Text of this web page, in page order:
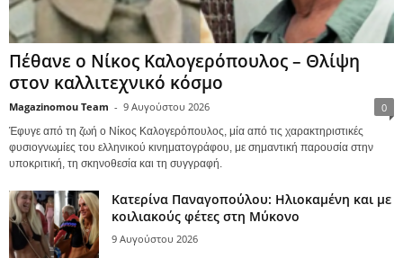
Πέθανε ο Νίκος Καλογερόπουλος – Θλίψη
στον καλλιτεχνικό κόσμο
Magazinomou Team - 9 Αυγούστου 2026 0
Έφυγε από τη ζωή ο Νίκος Καλογερόπουλος, μία από τις χαρακτηριστικές
φυσιογνωμίες του ελληνικού κινηματογράφου, με σημαντική παρουσία στην
υποκριτική, τη σκηνοθεσία και τη συγγραφή.
Κατερίνα Παναγοπούλου: Ηλιοκαμένη και με
κοιλιακούς φέτες στη Μύκονο
9 Αυγούστου 2026